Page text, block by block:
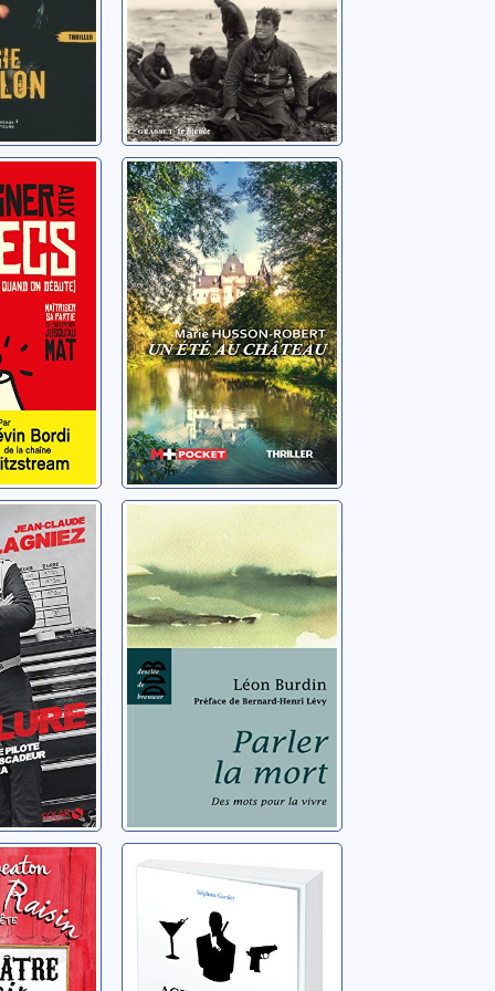
Un été au
château
Husson-Robert, Marie
Claude
Parler la mort:
des mots pour la
vivre
Burdin, Léon
Au
soir
Agir et penser
comme James
Bond
Garnier, Stéphane